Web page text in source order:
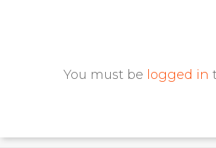
You must be logged in